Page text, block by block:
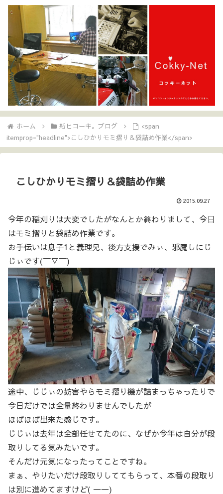
ホーム 紙ヒコーキ。ブログ
<span
itemprop="headline">こしひかりモミ摺り＆袋詰め作業</span>
こしひかりモミ摺り＆袋詰め作業
2015.09.27
今年の稲刈りは大変でしたがなんとか終わりまして、今日
はモミ摺りと袋詰め作業です。
お手伝いは息子1と義理兄、後方支援でみぃ、邪魔しにじ
じぃです(￣▽￣)
途中、じじぃの妨害やらモミ摺り機が詰まっちゃったりで
今日だけでは全量終わりませんでしたが
ほぼほぼ出来た感じです。
じじぃは去年は全部任せてたのに、なぜか今年は自分が段
取りしてる気みたいです。
そんだけ元気になったってことですね。
まぁ、やりたいだけ段取りしててもらって、本番の段取り
は別に進めてますけど( 一一)